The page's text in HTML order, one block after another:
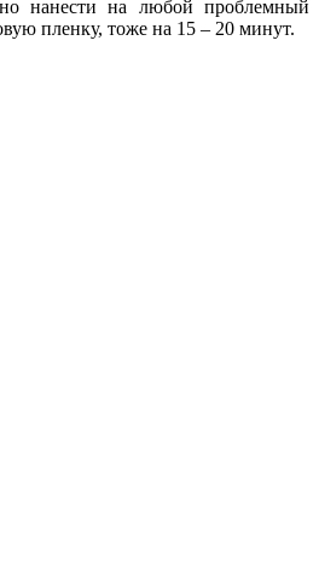
нанести на любой проблемный
пленку, тоже на 15 – 20 минут.